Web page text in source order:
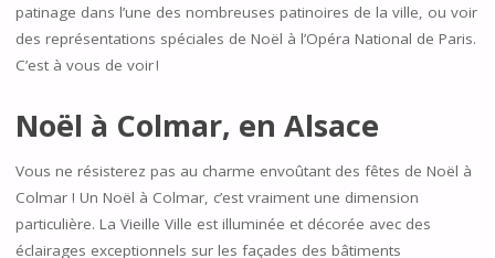
patinage dans l’une des nombreuses patinoires de la ville, ou voir
des représentations spéciales de Noël à l’Opéra National de Paris.
C’est à vous de voir !
Noël à Colmar, en Alsace
Vous ne résisterez pas au charme envoûtant des fêtes de Noël à
Colmar ! Un Noël à Colmar, c’est vraiment une dimension
particulière. La Vieille Ville est illuminée et décorée avec des
éclairages exceptionnels sur les façades des bâtiments